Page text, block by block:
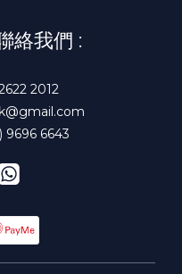
絡我們 :
2012
9696 6643